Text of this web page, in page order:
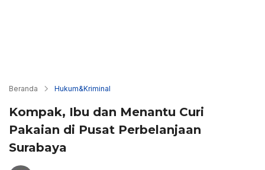
Beranda Hukum&Kriminal
Kompak, Ibu dan Menantu Curi
Pakaian di Pusat Perbelanjaan
Surabaya